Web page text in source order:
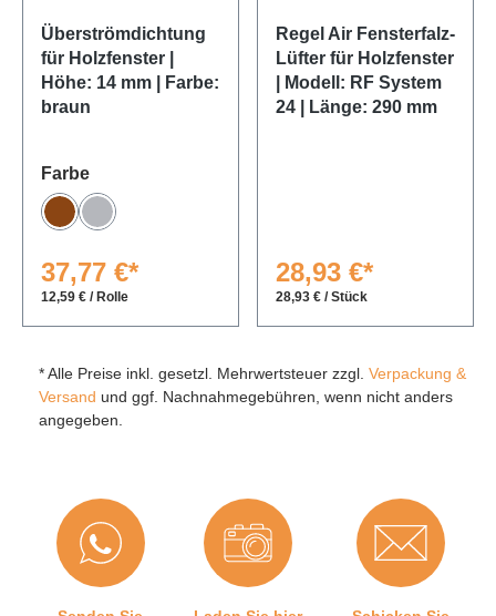
Überströmdichtung
für Holzfenster |
Höhe: 14 mm | Farbe:
braun
Farbeauswählen
BraunGrau
37,77 €*
12,59 € / Rolle
Regel Air Fensterfalz-
Lüfter für Holzfenster
| Modell: RF System
24 | Länge: 290 mm
28,93 €*
28,93 € / Stück
* Alle Preise inkl. gesetzl. Mehrwertsteuer zzgl. Verpackung &
Versand und ggf. Nachnahmegebühren, wenn nicht anders
angegeben.